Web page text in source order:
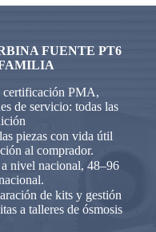
FUENTE PT6
certificación PMA,
de servicio: todas las
piezas con vida útil
al comprador.
nivel nacional, 48–96
de kits y gestión
a talleres de ósmosis